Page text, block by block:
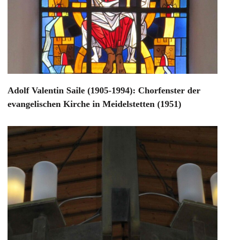
Adolf Valentin Saile (1905-1994): Chorfenster der
evangelischen Kirche in Meidelstetten (1951)